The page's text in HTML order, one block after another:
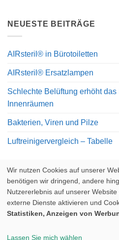
NEUESTE BEITRÄGE
AIRsteril® in Bürotoiletten
AIRsteril® Ersatzlampen
Schlechte Belüftung erhöht
Innenräumen
Bakterien, Viren und Pilze
Luftreinigervergleich – Tabelle
Wir nutzen Cookies auf unserer
benötigen wir dringend, andere
Nutzererlebnis auf unserer
externe Dienste aktivieren und
Statistiken, Anzeigen von
Lassen Sie mich wählen